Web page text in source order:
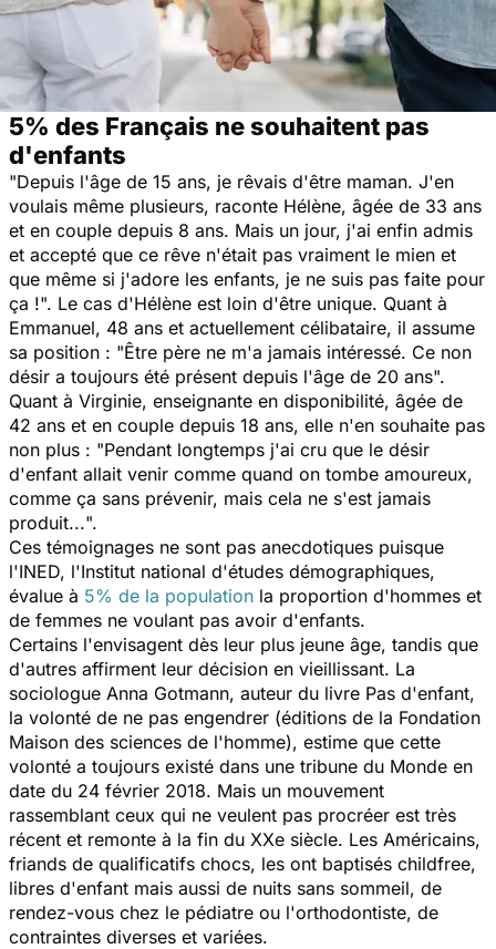
5% des Français ne souhaitent pas
d'enfants
"Depuis l'âge de 15 ans, je rêvais d'être maman. J'en
voulais même plusieurs, raconte Hélène, âgée de 33 ans
et en couple depuis 8 ans. Mais un jour, j'ai enfin admis
et accepté que ce rêve n'était pas vraiment le mien et
que même si j'adore les enfants, je ne suis pas faite pour
ça !". Le cas d'Hélène est loin d'être unique. Quant à
Emmanuel, 48 ans et actuellement célibataire, il assume
sa position : "Être père ne m'a jamais intéressé. Ce non
désir a toujours été présent depuis l'âge de 20 ans".
Quant à Virginie, enseignante en disponibilité, âgée de
42 ans et en couple depuis 18 ans, elle n'en souhaite pas
non plus : "Pendant longtemps j'ai cru que le désir
d'enfant allait venir comme quand on tombe amoureux,
comme ça sans prévenir, mais cela ne s'est jamais
produit...".
Ces témoignages ne sont pas anecdotiques puisque
l'INED, l'Institut national d'études démographiques,
évalue à 5% de la population la proportion d'hommes et
de femmes ne voulant pas avoir d'enfants.
Certains l'envisagent dès leur plus jeune âge, tandis que
d'autres affirment leur décision en vieillissant. La
sociologue Anna Gotmann, auteur du livre Pas d'enfant,
la volonté de ne pas engendrer (éditions de la Fondation
Maison des sciences de l'homme), estime que cette
volonté a toujours existé dans une tribune du Monde en
date du 24 février 2018. Mais un mouvement
rassemblant ceux qui ne veulent pas procréer est très
récent et remonte à la fin du XXe siècle. Les Américains,
friands de qualificatifs chocs, les ont baptisés childfree,
libres d'enfant mais aussi de nuits sans sommeil, de
rendez-vous chez le pédiatre ou l'orthodontiste, de
contraintes diverses et variées.